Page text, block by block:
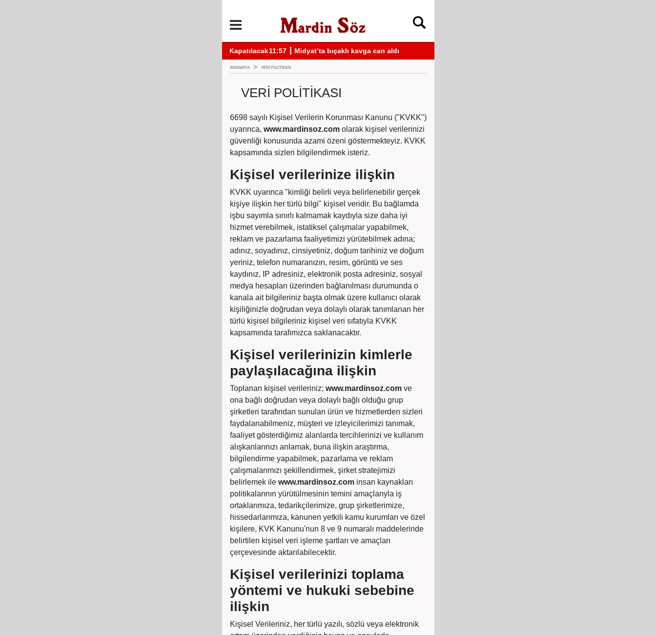
11:57 ┋ Midyat’ta bıçaklı kavga can aldı
ANASAYFA VERI POLITIKASI
VERI POLITIKASI
6698 sayılı Kişisel Verilerin Korunması Kanunu ("KVKK")
uyarınca, www.mardinsoz.comolarak kişisel verilerinizi
güvenliği konusunda azami özeni göstermekteyiz. KVKK
kapsamında sizleri bilgilendirmek isteriz.
Kişisel verilerinize ilişkin
KVKK uyarınca "kimliği belirli veya belirlenebilir gerçek
kişiye ilişkin her türlü bilgi" kişisel veridir. Bu bağlamda
işbu sayımla sınırlı kalmamak kaydıyla size daha iyi
hizmet verebilmek, istatiksel çalışmalar yapabilmek,
reklam ve pazarlama faaliyetimizi yürütebilmek adına;
adınız, soyadınız, cinsiyetiniz, doğum tarihiniz ve doğum
yeriniz, telefon numaranızın, resim, görüntü ve ses
kaydınız, IP adresiniz, elektronik posta adresiniz, sosyal
medya hesapları üzerinden bağlanılması durumunda o
kanala ait bilgileriniz başta olmak üzere kullanıcı olarak
kişiliğinizle doğrudan veya dolaylı olarak tanımlanan her
türlü kişisel bilgileriniz kişisel veri sıfatıyla KVKK
kapsamında tarafımızca saklanacaktır.
Kişisel verilerinizin kimlerle
paylaşılacağına ilişkin
Toplanan kişisel verileriniz; www.mardinsoz.com ve
ona bağlı doğrudan veya dolaylı bağlı olduğu grup
şirketleri tarafından sunulan ürün ve hizmetlerden sizleri
faydalanabilmeniz, müşteri ve izleyicilerimizi tanımak,
faaliyet gösterdiğimiz alanlarda tercihlerinizi ve kullanım
alışkanlarınızı anlamak, buna ilişkin araştırma,
bilgilendirme yapabilmek, pazarlama ve reklam
çalışmalarımızı şekillendirmek, şirket stratejimizi
belirlemek ile www.mardinsoz.com insan kaynakları
politikalarının yürütülmesinin temini amaçlarıyla iş
ortaklarımıza, tedarikçilerimize, grup şirketlerimize,
hissedarlarımıza, kanunen yetkili kamu kurumları ve özel
kişilere, KVK Kanunu'nun 8 ve 9 numaralı maddelerinde
belirtilen kişisel veri işleme şartları ve amaçları
çerçevesinde aktarılabilecektir.
Kişisel verilerinizi toplama
yöntemi ve hukuki sebebine
ilişkin
Kişisel Verileriniz, her türlü yazılı, sözlü veya elektronik